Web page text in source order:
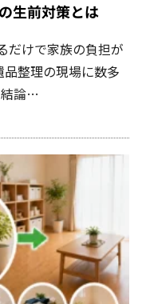
生前対策とは
だけで家族の負担が
整理の現場に数多
結論…